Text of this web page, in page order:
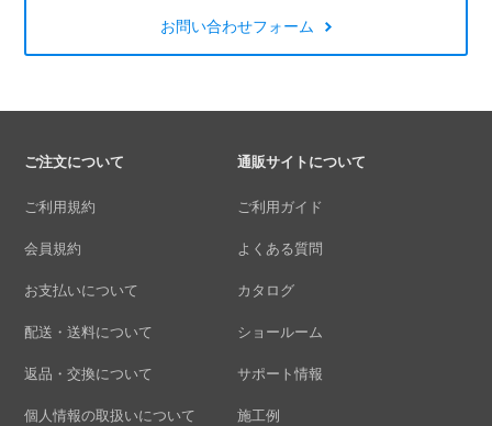
お問い合わせフォーム
ご注文について
ご利用規約
会員規約
お支払いについて
配送・送料について
返品・交換について
個人情報の取扱いについて
通販サイトについて
ご利用ガイド
よくある質問
カタログ
ショールーム
サポート情報
施工例